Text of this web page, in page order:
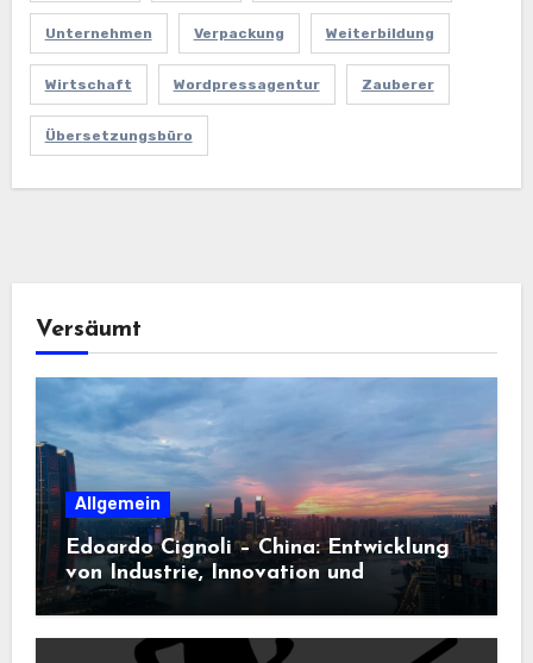
Unternehmen Verpackung Weiterbildung
Wirtschaft Wordpressagentur Zauberer
Übersetzungsbüro
Versäumt
Allgemein
Edoardo Cignoli – China: Entwicklung
von Industrie, Innovation und
Technologie